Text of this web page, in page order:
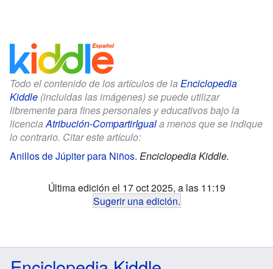
Todo el contenido de los artículos de la Enciclopedia
Kiddle (incluidas las imágenes) se puede utilizar
libremente para fines personales y educativos bajo la
licenciaAtribución-CompartirIguala menos que se indique
lo contrario. Citar este artículo:
Anillos de Júpiter para Niños. Enciclopedia Kiddle.
Última edición el 17 oct 2025, a las 11:19
Sugerir una edición.